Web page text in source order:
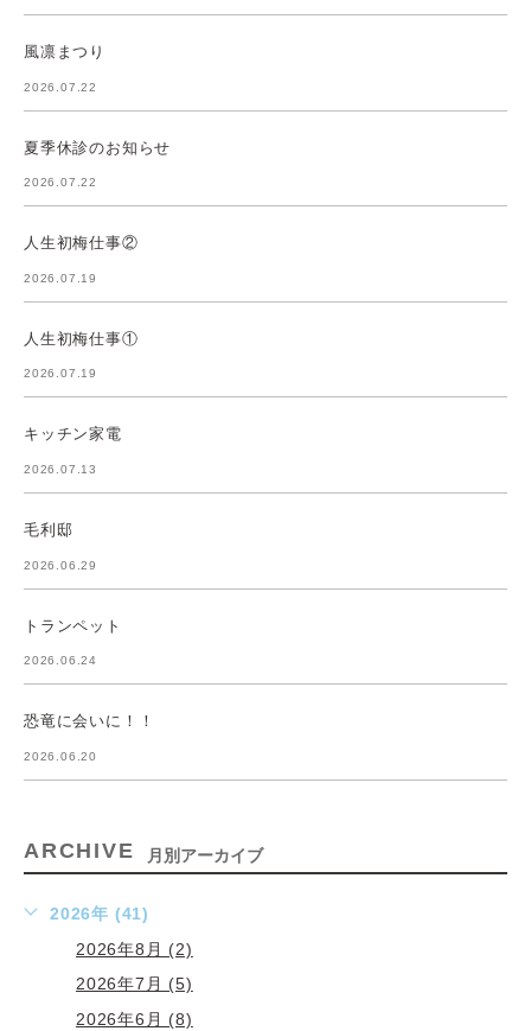
風凛まつり
2026.07.22
夏季休診のお知らせ
2026.07.22
人生初梅仕事②
2026.07.19
人生初梅仕事①
2026.07.19
キッチン家電
2026.07.13
毛利邸
2026.06.29
トランペット
2026.06.24
恐竜に会いに！！
2026.06.20
ARCHIVE 月別アーカイブ
2026年 (41)
2026年8月 (2)
2026年7月 (5)
2026年6月 (8)